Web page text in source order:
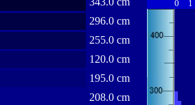
296.0 cm
255.0 cm
120.0 cm
195.0 cm
208.0 cm
0 1